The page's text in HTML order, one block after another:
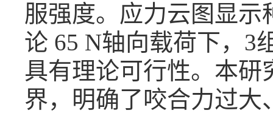
服强度。应力云图显
论 65 N轴向载荷下，3
具有理论可行性。本
界，明确了咬合力过